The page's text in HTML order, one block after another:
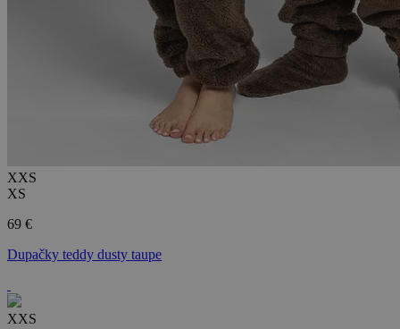
XXS
XS
69 €
Dupačky teddy dusty taupe
XXS